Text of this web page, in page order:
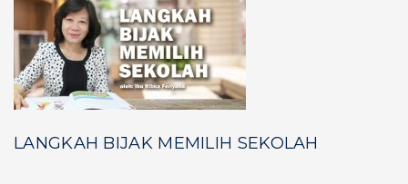
LANGKAH BIJAK MEMILIH SEKOLAH